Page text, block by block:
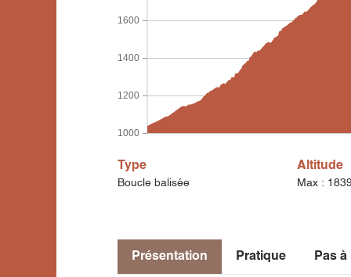
1000
1200
1400
1600
Type
Boucle balisée
Altitude
Max :
Présentation Pratique Pas à